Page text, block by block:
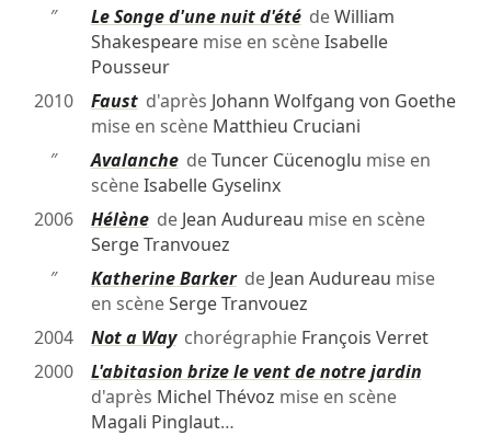
″ Le Songe d'une nuit d'étédeWilliam
Shakespearemise en scèneIsabelle
Pousseur
2010
Faustd'après Johann Wolfgang von Goethe
mise en scène Matthieu Cruciani
″
AvalanchedeTuncer Cücenoglu mise en
scèneIsabelle Gyselinx
2006
Hélènede Jean Audureau mise en scène
Serge Tranvouez
″
Katherine Barkerde Jean Audureau mise
en scèneSerge Tranvouez
2004
Not a Waychorégraphie François Verret
2000
L'abitasion brize le vent de notre jardin
d'après Michel Thévoz mise en scène
Magali Pinglaut…